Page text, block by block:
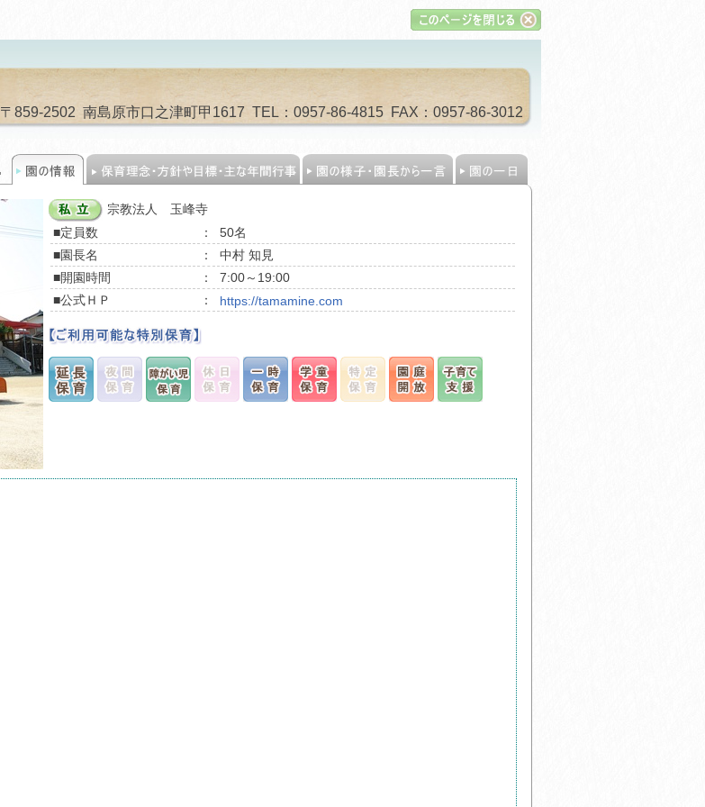
〒859-2502 南島原市口之津町甲1617 TEL：0957-86-4815 FAX：0957-86-3012
宗教法人 玉峰寺
■定員数
：
50名
■園長名
：
中村 知見
■開園時間
：
7:00～19:00
■公式ＨＰ
： https://tamamine.com